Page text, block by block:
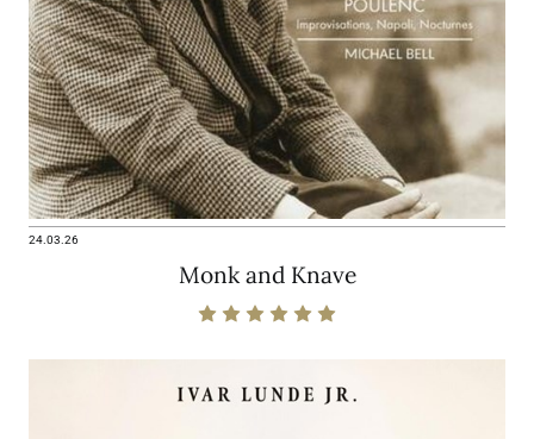
24.03.26
Monk and Knave